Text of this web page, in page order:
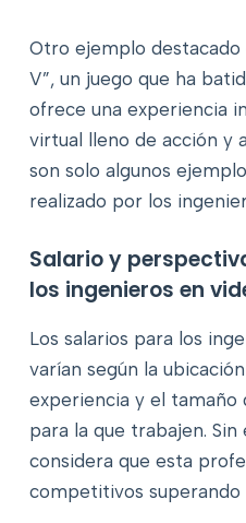
Otro ejemplo destacado
V”, un juego que ha
ofrece una experiencia
virtual lleno de acción y
son solo algunos
realizado por los
Salario y
los ingenieros en
Los salarios para los
varían según la
experiencia y el tamaño
para la que trabajen.
considera que esta
competitivos superando